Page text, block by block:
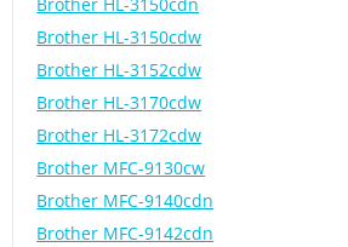
Brother HL-3150cdw
Brother HL-3152cdw
Brother HL-3170cdw
Brother HL-3172cdw
Brother MFC-9130cw
Brother MFC-9140cdn
Brother MFC-9142cdn